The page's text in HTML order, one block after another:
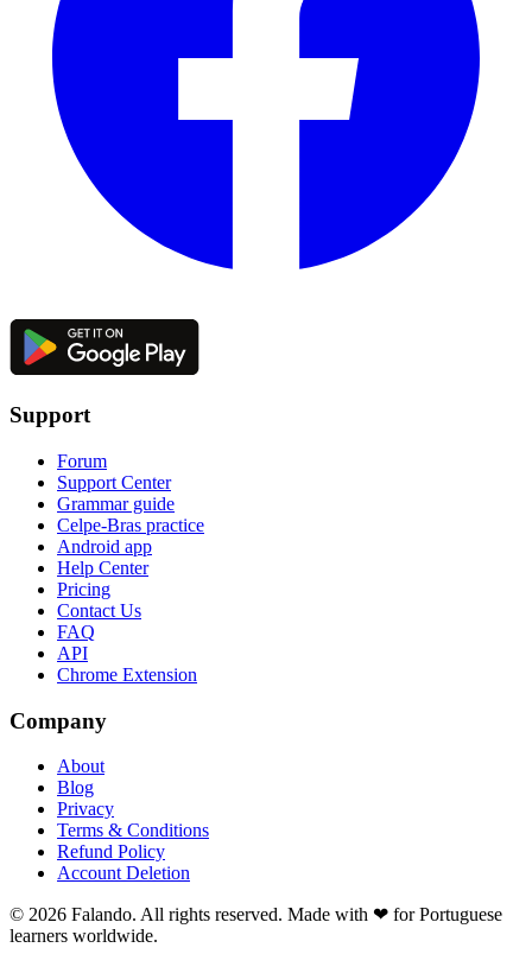
Support
Forum
Support Center
Grammar guide
Celpe-Bras practice
Android app
Help Center
Pricing
Contact Us
FAQ
API
Chrome Extension
Company
About
Blog
Privacy
Terms & Conditions
Refund Policy
Account Deletion
© 2026 Falando. All rights reserved. Made with ❤ for Portuguese
learners worldwide.